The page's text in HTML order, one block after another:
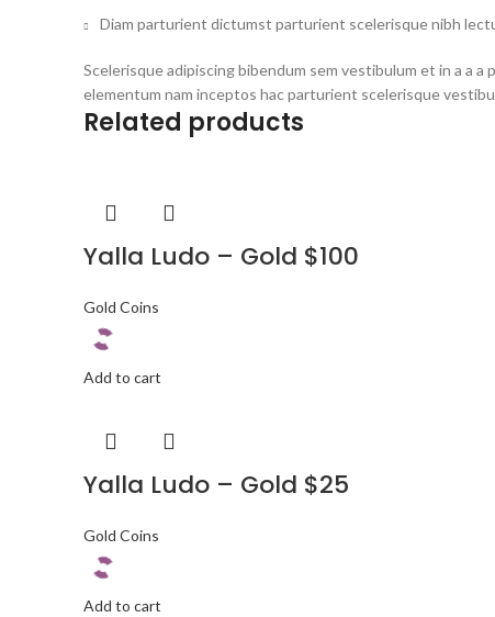
Diam parturient dictumst parturient scelerisque nibh
Scelerisque adipiscing bibendum sem vestibulum et in a a
elementum nam inceptos hac parturient scelerisque
Related products
Yalla Ludo – Gold $100
Gold Coins
Add to cart
Yalla Ludo – Gold $25
Gold Coins
Add to cart